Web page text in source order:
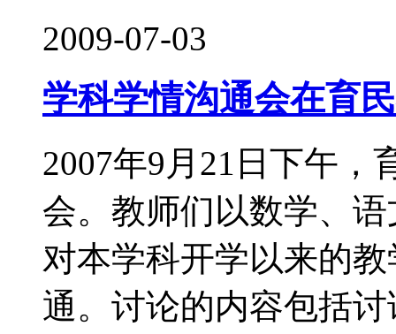
2009-07-03
学科学情沟通会在育
2007年9月21日下午，
会。教师们以数学、
对本学科开学以来的
通。讨论的内容包括